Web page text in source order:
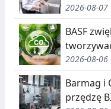
2026-08-07
BASF
2026-08-06
Barmag i
przędzę